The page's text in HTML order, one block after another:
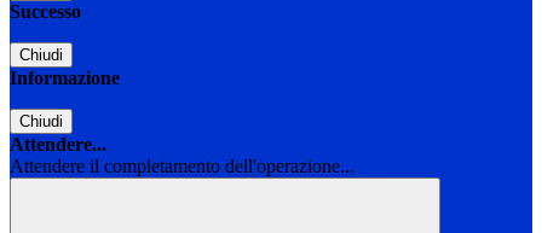
Successo
Chiudi
Informazione
Chiudi
Attendere...
Attendere il completamento dell'operazione...